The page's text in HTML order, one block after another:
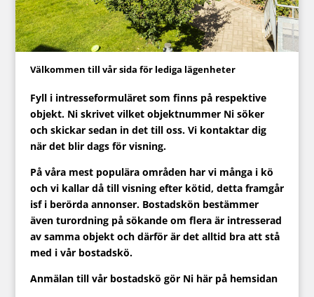
Välkommen till vår sida för lediga lägenheter
Fyll i intresseformuläret som finns på respektive
objekt. Ni skrivet vilket objektnummer Ni söker
och skickar sedan in det till oss. Vi kontaktar dig
när det blir dags för visning.
På våra mest populära områden har vi många i kö
och vi kallar då till visning efter kötid, detta framgår
isf i berörda annonser. Bostadskön bestämmer
även turordning på sökande om flera är intresserad
av samma objekt och därför är det alltid bra att stå
med i vår bostadskö.
Anmälan till vår bostadskö gör Ni här på hemsidan